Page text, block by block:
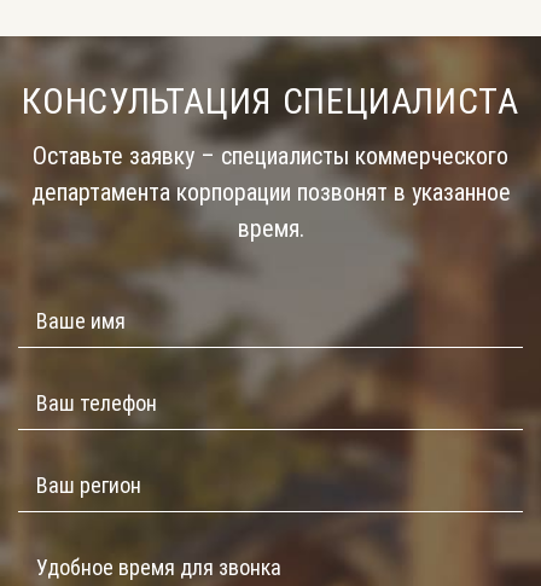
КОНСУЛЬТАЦИЯ СПЕЦИАЛИСТА
Оставьте заявку – специалисты коммерческого
департамента корпорации позвонят в указанное
время.